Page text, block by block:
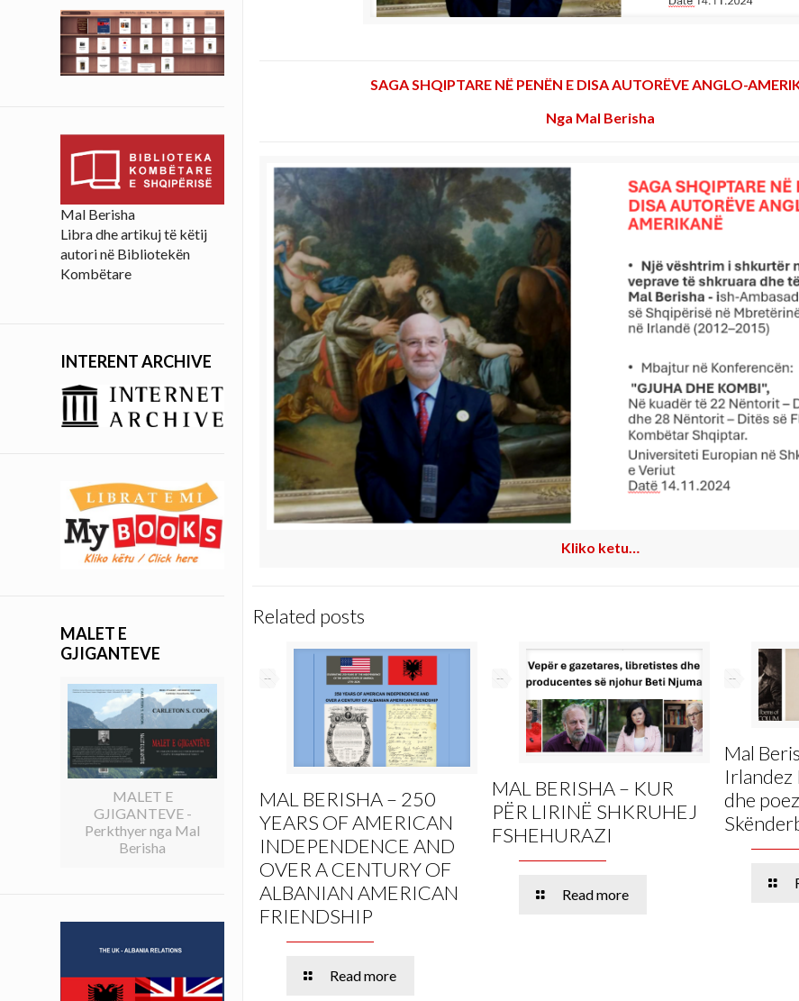
SAGA SHQIPTARE NË PENËN E DISA AUTORËVE ANGLO-
Nga Mal Berisha
Kliko ketu…
Related posts
--
MAL BERISHA – 250
YEARS OF AMERICAN
INDEPENDENCE AND
OVER A CENTURY OF
ALBANIAN AMERICAN
FRIENDSHIP
Read more
--
MAL BERISHA – KUR
PËR LIRINË SHKRUHEJ
FSHEHURAZI
Read more
--
Mal
Irlandez
dhe
Mal Berisha
Libra dhe artikuj të këtij
autori në Bibliotekën
Kombëtare
INTERENT ARCHIVE
MALET E
GJIGANTEVE
MALET E
GJIGANTEVE -
Perkthyer nga Mal
Berisha